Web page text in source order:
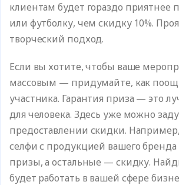
клиентам будет гораздо приятнее
или футболку, чем скидку 10%.
творческий подход.
Если вы хотите, чтобы ваше
массовым — придумайте, как
участника. Гарантия приза — это
для человека. Здесь уже можно
предоставлении скидки.
селфи с продукцией вашего
призы, а остальные — скидку.
будет работать в вашей сфере